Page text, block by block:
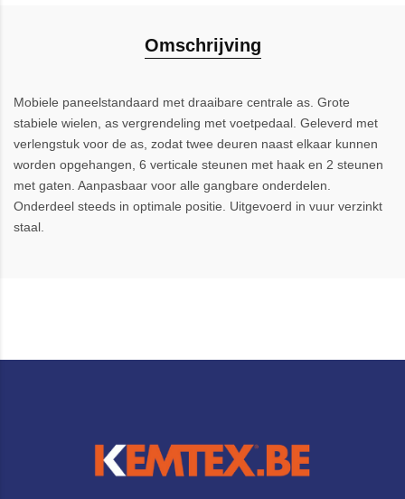
Omschrijving
Mobiele paneelstandaard met draaibare centrale as. Grote
stabiele wielen, as vergrendeling met voetpedaal. Geleverd met
verlengstuk voor de as, zodat twee deuren naast elkaar kunnen
worden opgehangen, 6 verticale steunen met haak en 2 steunen
met gaten. Aanpasbaar voor alle gangbare onderdelen.
Onderdeel steeds in optimale positie. Uitgevoerd in vuur verzinkt
staal.